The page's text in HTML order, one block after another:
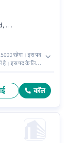
रहेगा। इस पद
है। इस पद के लिए
के अनुसार दिएकॉल